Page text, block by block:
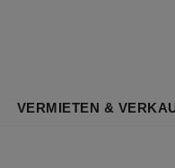
VERMIETEN &